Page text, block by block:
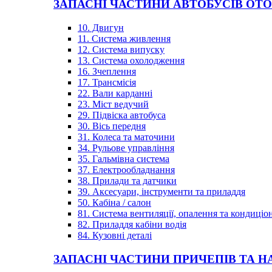
ЗАПАСНІ ЧАСТИНИ АВТОБУСІВ
10. Двигун
11. Система живлення
12. Система випуску
13. Система охолодження
16. Зчеплення
17. Трансмісія
22. Вали карданні
23. Міст ведучий
29. Підвіска автобуса
30. Вісь передня
31. Колеса та маточини
34. Рульове управління
35. Гальмівна система
37. Електрообладнання
38. Прилади та датчики
39. Аксесуари, інструменти та приладдя
50. Кабіна / салон
81. Система вентиляції, опалення та
82. Приладдя кабіни водія
84. Кузовні деталі
ЗАПАСНІ ЧАСТИНИ ПРИЧЕПІВ ТА